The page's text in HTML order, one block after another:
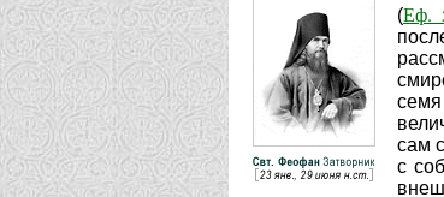
(Еф.
сам
с